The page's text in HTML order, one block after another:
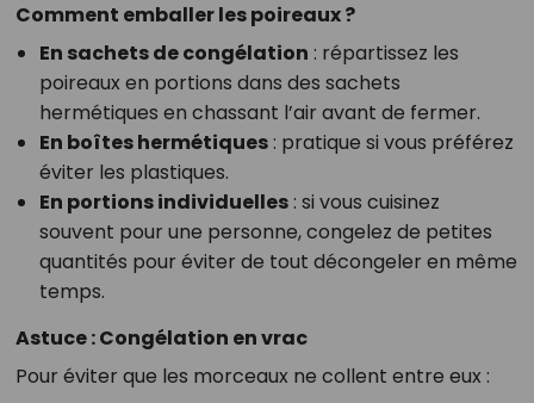
Comment emballer les poireaux ?
En sachets de congélation : répartissez les
poireaux en portions dans des sachets
hermétiques en chassant l’air avant de fermer.
En boîtes hermétiques: pratique si vous préférez
éviter les plastiques.
En portions individuelles: si vous cuisinez
souvent pour une personne, congelez de petites
quantités pour éviter de tout décongeler en même
temps.
Astuce : Congélation en vrac
Pour éviter que les morceaux ne collent entre eux :